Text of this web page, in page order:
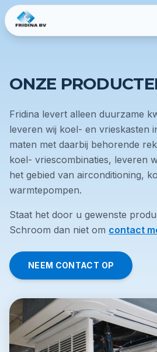
ONZE
Fridina levert alleen duurzame
leveren wij koel- en vrieskasten
maten met daarbij behorende
koel- vriescombinaties, leveren
het gebied van airconditioning,
warmtepompen.
Staat het door u gewenste
Schroom dan niet om contact
NEEM CONTACT OP